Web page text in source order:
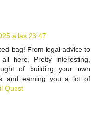
a las 23:47
bag! From legal advice to
here. Pretty interesting,
of building your own
and earning you a lot of
Quest